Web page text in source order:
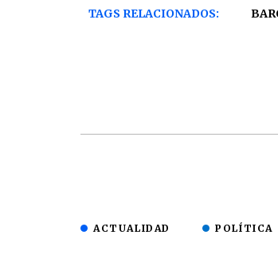
TAGS RELACIONADOS:
ACTUALIDAD POLÍTICA